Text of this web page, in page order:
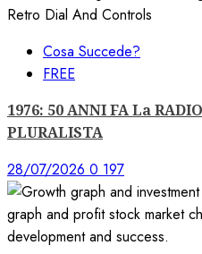
Cosa Succede?
FREE
1976: 50 ANNI FA La
PLURALISTA
28/07/2026 0 197